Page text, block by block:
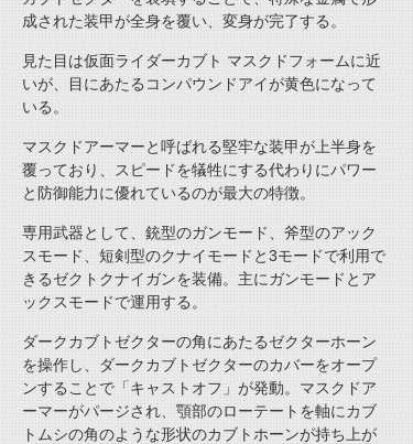
成された装甲が全身を覆い、変身が完了する。
見た目は仮面ライダーカブト マスクドフォームに近
いが、目にあたるコンパウンドアイが黄色になって
いる。
マスクドアーマーと呼ばれる堅牢な装甲が上半身を
覆っており、スピードを犠牲にする代わりにパワー
と防御能力に優れているのが最大の特徴。
専用武器として、銃型のガンモード、斧型のアック
スモード、短剣型のクナイモードと3モードで利用で
きるゼクトクナイガンを装備。主にガンモードとア
ックスモードで運用する。
ダークカブトゼクターの角にあたるゼクターホーン
を操作し、ダークカブトゼクターのカバーをオープ
ンすることで「キャストオフ」が発動。マスクドア
ーマーがパージされ、顎部のローテートを軸にカブ
トムシの角のような形状のカブトホーンが持ち上が